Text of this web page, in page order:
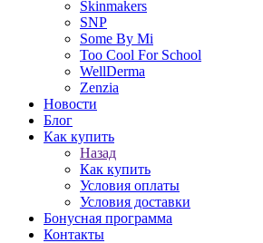
Skinmakers
SNP
Some By Mi
Too Cool For School
WellDerma
Zenzia
Новости
Блог
Как купить
Назад
Как купить
Условия оплаты
Условия доставки
Бонусная программа
Контакты